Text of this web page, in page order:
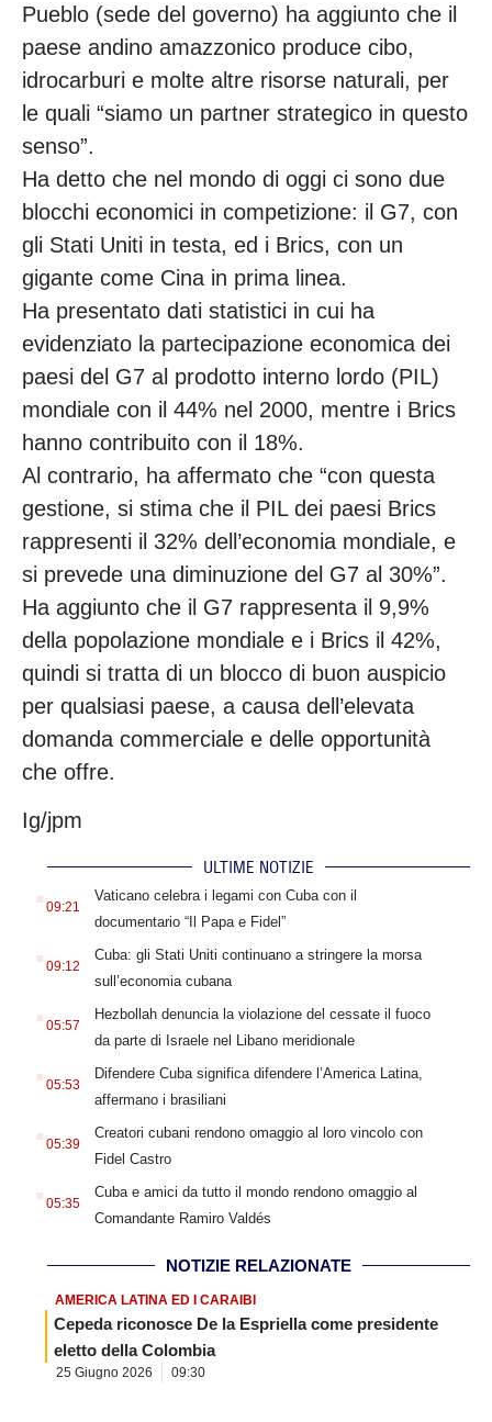
Pueblo (sede del governo) ha aggiunto che il
paese andino amazzonico produce cibo,
idrocarburi e molte altre risorse naturali, per
le quali “siamo un partner strategico in questo
senso”.
Ha detto che nel mondo di oggi ci sono due
blocchi economici in competizione: il G7, con
gli Stati Uniti in testa, ed i Brics, con un
gigante come Cina in prima linea.
Ha presentato dati statistici in cui ha
evidenziato la partecipazione economica dei
paesi del G7 al prodotto interno lordo (PIL)
mondiale con il 44% nel 2000, mentre i Brics
hanno contribuito con il 18%.
Al contrario, ha affermato che “con questa
gestione, si stima che il PIL dei paesi Brics
rappresenti il 32% dell’economia mondiale, e
si prevede una diminuzione del G7 al 30%”.
Ha aggiunto che il G7 rappresenta il 9,9%
della popolazione mondiale e i Brics il 42%,
quindi si tratta di un blocco di buon auspicio
per qualsiasi paese, a causa dell’elevata
domanda commerciale e delle opportunità
che offre.
Ig/jpm
ULTIME NOTIZIE
. 09:21
Vaticano celebra i legami con Cuba con il
documentario “Il Papa e Fidel”
. 09:12
Cuba: gli Stati Uniti continuano a stringere la morsa
sull’economia cubana
. 05:57
Hezbollah denuncia la violazione del cessate il fuoco
da parte di Israele nel Libano meridionale
. 05:53
Difendere Cuba significa difendere l’America Latina,
affermano i brasiliani
. 05:39
Creatori cubani rendono omaggio al loro vincolo con
Fidel Castro
. 05:35
Cuba e amici da tutto il mondo rendono omaggio al
Comandante Ramiro Valdés
NOTIZIE RELAZIONATE
AMERICA LATINA ED I CARAIBI
Cepeda riconosce De la Espriella come presidente
eletto della Colombia
25 Giugno 2026 09:30